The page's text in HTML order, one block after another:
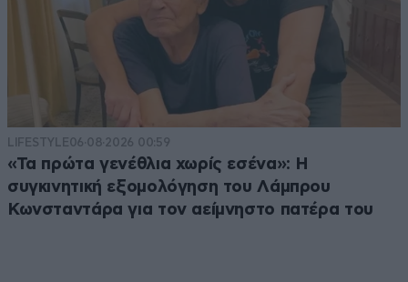
LIFESTYLE06·08·2026 00:59
«Τα πρώτα γενέθλια χωρίς εσένα»: Η
συγκινητική εξομολόγηση του Λάμπρου
Κωνσταντάρα για τον αείμνηστο πατέρα του